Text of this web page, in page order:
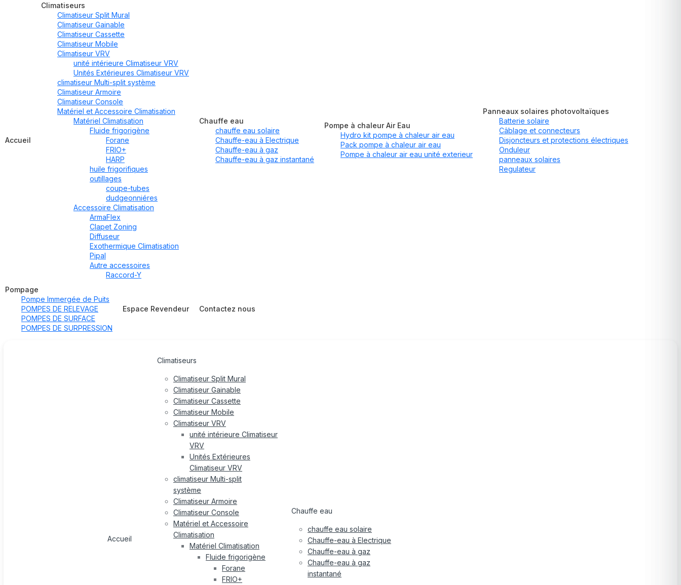
Accueil
Climatiseurs
Climatiseur Split Mural
Climatiseur Gainable
Climatiseur Cassette
Climatiseur Mobile
Climatiseur VRV
unité intérieure Climatiseur VRV
Unités Extérieures Climatiseur VRV
climatiseur Multi-split système
Climatiseur Armoire
Climatiseur Console
Matériel et Accessoire Climatisation
Matériel Climatisation
Fluide frigorigène
Forane
FRIO+
HARP
huile frigorifiques
outillages
coupe-tubes
dudgeonniéres
Accessoire Climatisation
ArmaFlex
Clapet Zoning
Diffuseur
Exothermique Climatisation
Pipal
Autre accessoires
Raccord-Y
Chauffe eau
chauffe eau solaire
Chauffe-eau à Electrique
Chauffe-eau à gaz
Chauffe-eau à gaz instantané
Pompe à chaleur Air Eau
Hydro kit pompe à chaleur air eau
Pack pompe à chaleur air eau
Pompe à chaleur air eau unité exterieur
Panneaux solaires photovoltaïques
Batterie solaire
Câblage et connecteurs
Disjoncteurs et protections électriques
Onduleur
panneaux solaires
Regulateur
Pompage
Pompe Immergée de Puits
POMPES DE RELEVAGE
POMPES DE SURFACE
POMPES DE SURPRESSION
Espace Revendeur Contactez nous
Accueil
Climatiseurs
Climatiseur Split Mural
Climatiseur Gainable
Climatiseur Cassette
Climatiseur Mobile
Climatiseur VRV
unité intérieure Climatiseur
VRV
Unités Extérieures
Climatiseur VRV
climatiseur Multi-split
système
Climatiseur Armoire
Climatiseur Console
Matériel et Accessoire
Climatisation
Matériel Climatisation
Fluide frigorigène
Forane
FRIO+
Chauffe eau
chauffe eau solaire
Chauffe-eau à Electrique
Chauffe-eau à gaz
Chauffe-eau à gaz
instantané